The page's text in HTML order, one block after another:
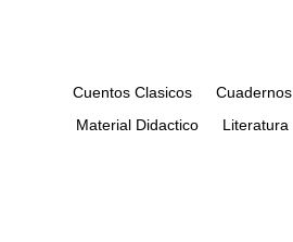
Cuentos Clasicos
Cuadernos
Material Didactico
Literatura